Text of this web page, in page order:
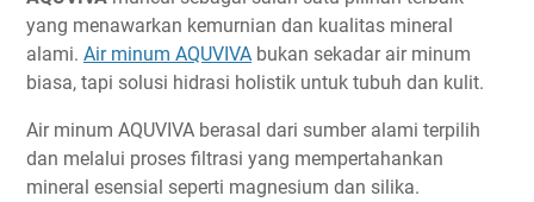
yang menawarkan kemurnian dan kualitas mineral
alami. Air minum AQUVIVA bukan sekadar air minum
biasa, tapi solusi hidrasi holistik untuk tubuh dan kulit.
Air minum AQUVIVA berasal dari sumber alami terpilih
dan melalui proses filtrasi yang mempertahankan
mineral esensial seperti magnesium dan silika.